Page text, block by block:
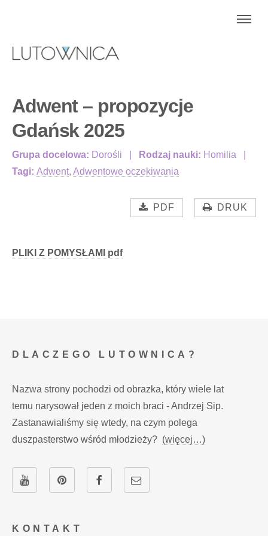
Adwent – propozycje
Gdańsk 2025
Grupa docelowa: Dorośli Rodzaj nauki: Homilia
Tagi: Adwent, Adwentowe oczekiwania
PDF DRUK
PLIKI Z POMYSŁAMI pdf
KONTAKT
DLACZEGO LUTOWNICA?
Nazwa strony pochodzi od obrazka, który wiele lat
temu narysował jeden z moich braci - Andrzej Sip.
Zastanawialiśmy się wtedy, na czym polega
duszpasterstwo wśród młodzieży? (więcej…)